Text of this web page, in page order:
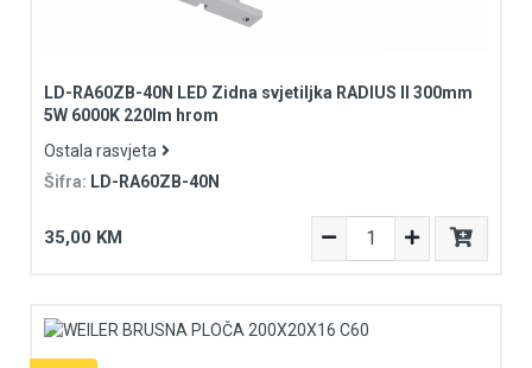
LD-RA60ZB-40N LED Zidna svjetiljka RADIUS II 300mm
5W 6000K 220lm hrom
Ostala rasvjeta
Šifra: LD-RA60ZB-40N
35,00 KM